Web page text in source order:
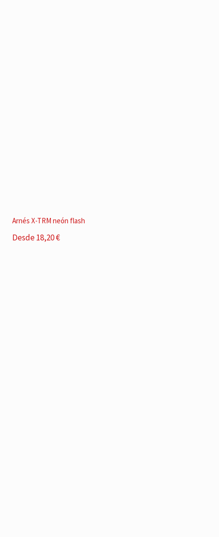
Arnés X-TRM neón flash
Desde 18,20 €